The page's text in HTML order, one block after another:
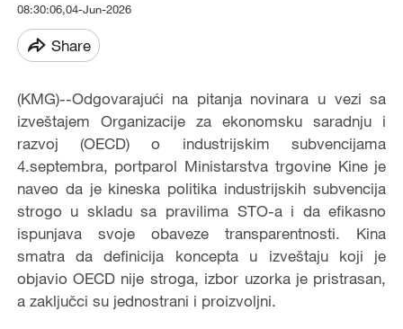
08:30:06,04-Jun-2026
Share
(KMG)--Odgovarajući na pitanja novinara u vezi sa
izveštajem Organizacije za ekonomsku saradnju i
razvoj (OECD) o industrijskim subvencijama
4.septembra, portparol Ministarstva trgovine Kine je
naveo da je kineska politika industrijskih subvencija
strogo u skladu sa pravilima STO-a i da efikasno
ispunjava svoje obaveze transparentnosti. Kina
smatra da definicija koncepta u izveštaju koji je
objavio OECD nije stroga, izbor uzorka je pristrasan,
a zaključci su jednostrani i proizvoljni.